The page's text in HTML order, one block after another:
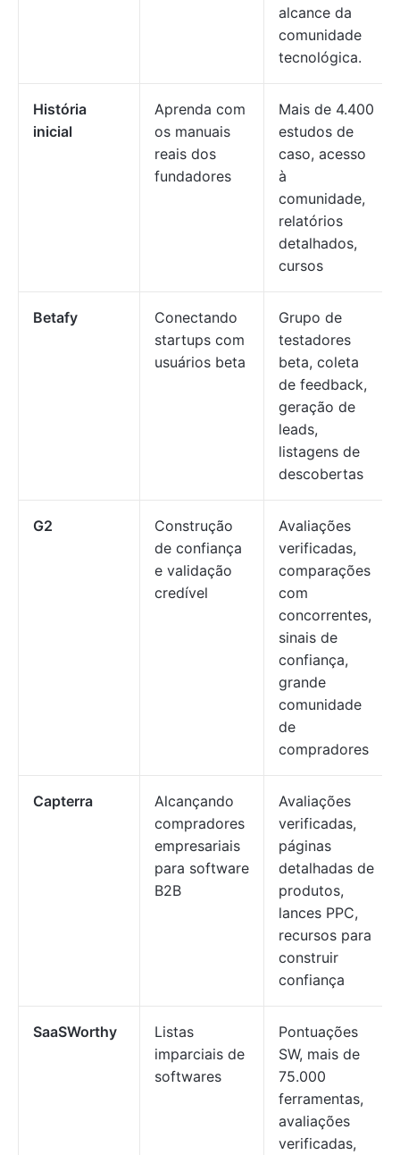
alcance da
comunidade
tecnológica.
História
inicial
Aprenda com
os manuais
reais dos
fundadores
Mais de 4.400
estudos de
caso, acesso
à
comunidade,
relatórios
detalhados,
cursos
Betafy
Conectando
startups com
usuários beta
Grupo de
testadores
beta, coleta
de feedback,
geração de
leads,
listagens de
descobertas
G2
Construção
de confiança
e validação
credível
Avaliações
verificadas,
comparações
com
concorrentes,
sinais de
confiança,
grande
comunidade
de
compradores
Capterra
Alcançando
compradores
empresariais
para software
B2B
Avaliações
verificadas,
páginas
detalhadas de
produtos,
lances PPC,
recursos para
construir
confiança
SaaSWorthy
Listas
imparciais de
softwares
Pontuações
SW, mais de
75.000
ferramentas,
avaliações
verificadas,